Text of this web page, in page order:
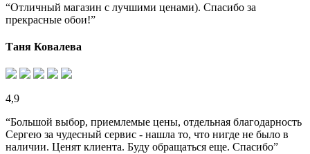
“Отличный магазин с лучшими ценами). Спасибо за
прекрасные обои!”
Таня Ковалева
4,9
“Большой выбор, приемлемые цены, отдельная благодарность
Сергею за чудесный сервис - нашла то, что нигде не было в
наличии. Ценят клиента. Буду обращаться еще. Спасибо”